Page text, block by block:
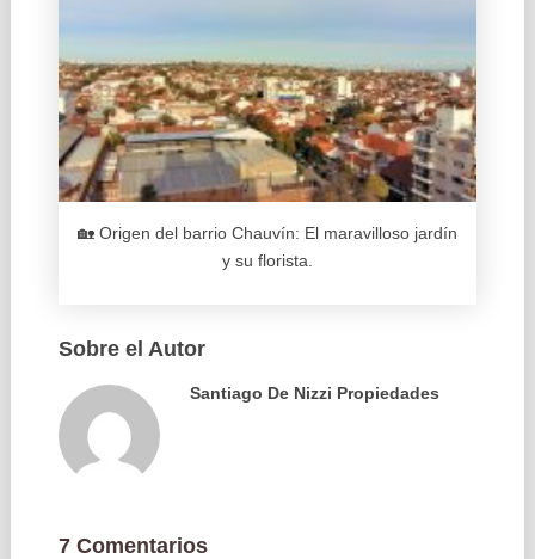
🏡 Origen del barrio Chauvín: El maravilloso jardín
y su florista.
Sobre el Autor
Santiago De Nizzi Propiedades
7 Comentarios